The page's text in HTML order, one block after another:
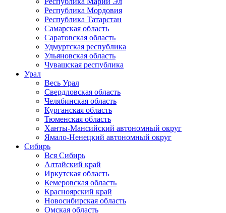
Республика Мордовия
Республика Татарстан
Самарская область
Саратовская область
Удмуртская республика
Ульяновская область
Чувашская республика
Урал
Весь Урал
Свердловская область
Челябинская область
Курганская область
Тюменская область
Ханты-Мансийский автономный округ
Ямало-Ненецкий автономный округ
Сибирь
Вся Сибирь
Алтайский край
Иркутская область
Кемеровская область
Красноярский край
Новосибирская область
Омская область